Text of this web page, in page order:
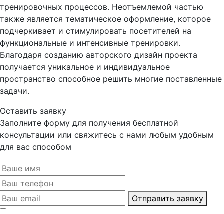
тренировочных процессов. Неотъемлемой частью
также является тематическое оформление, которое
подчеркивает и стимулировать посетителей на
функциональные и интенсивные тренировки.
Благодаря созданию авторского дизайн проекта
получается уникальное и индивидуальное
пространство способное решить многие поставленные
задачи.
Оставить заявку
Заполните форму для получения бесплатной
консультации или свяжитесь с нами любым удобным
для вас способом
Отправить заявку